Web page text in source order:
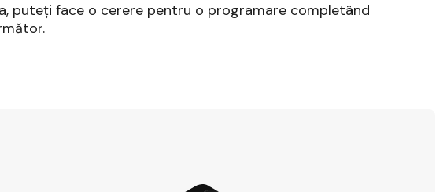
puteţi face o cerere pentru o programare completând